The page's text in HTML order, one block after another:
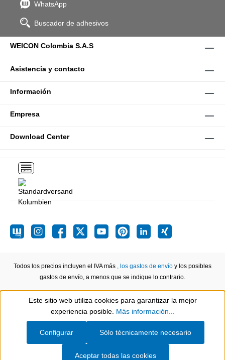
WhatsApp
Buscador de adhesivos
WEICON Colombia S.A.S
Asistencia y contacto
Información
Empresa
Download Center
Todos los precios incluyen el IVA más , los gastos de envío y los posibles
gastos de envío, a menos que se indique lo contrario.
Show toolbar
Este sitio web utiliza cookies para garantizar la mejor
experiencia posible. Más información...
Sólo técnicamente necesario
Configurar
Aceptar todas las cookies